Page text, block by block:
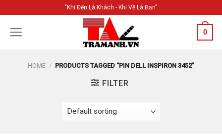
content
"Khi Đến Là Khách - Khi Về Là Bạn"
0
HOME / PRODUCTS TAGGED “PIN DELL INSPIRON 3452”
FILTER